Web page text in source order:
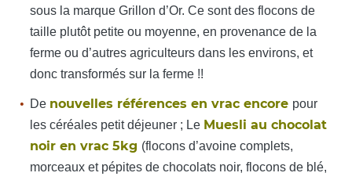
sous la marque Grillon d’Or. Ce sont des flocons de
taille plutôt petite ou moyenne, en provenance de la
ferme ou d’autres agriculteurs dans les environs, et
donc transformés sur la ferme !!
De nouvelles références en vrac encore pour
les céréales petit déjeuner ; Le Muesli au chocolat
noir en vrac 5kg (flocons d’avoine complets,
morceaux et pépites de chocolats noir, flocons de blé,